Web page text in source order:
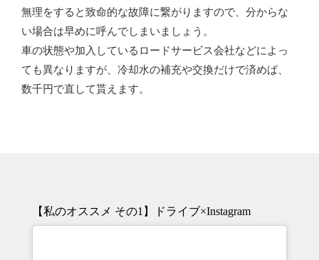
無理をすると致命的な故障に繋がりますので、分からな
い場合は早めに呼んでしまいましょう。
車の状態や加入しているロードサービス会社などによっ
ても異なりますが、冷却水の補充や交換だけで済めば、
数千円で直して貰えます。
【私のオススメ その1】ドライブ×Instagram